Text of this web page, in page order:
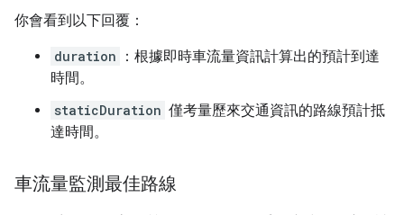
你會看到以下回覆：
duration
：根據即時車流量資訊計算出的預計到達
時間。
staticDuration 僅考量歷來交通資訊的路線預計抵
達時間。
車流量監測最佳路線